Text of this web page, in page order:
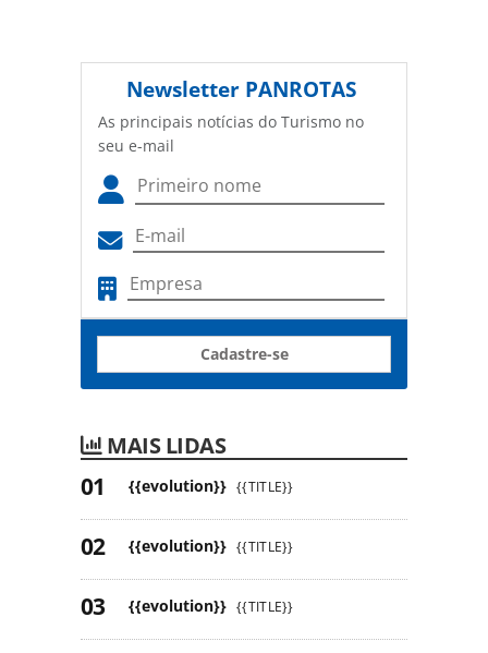
Newsletter PANROTAS
As principais notícias do Turismo no
seu e-mail
Cadastre-se
MAIS LIDAS
{{evolution}} {{TITLE}}
{{evolution}} {{TITLE}}
{{evolution}} {{TITLE}}